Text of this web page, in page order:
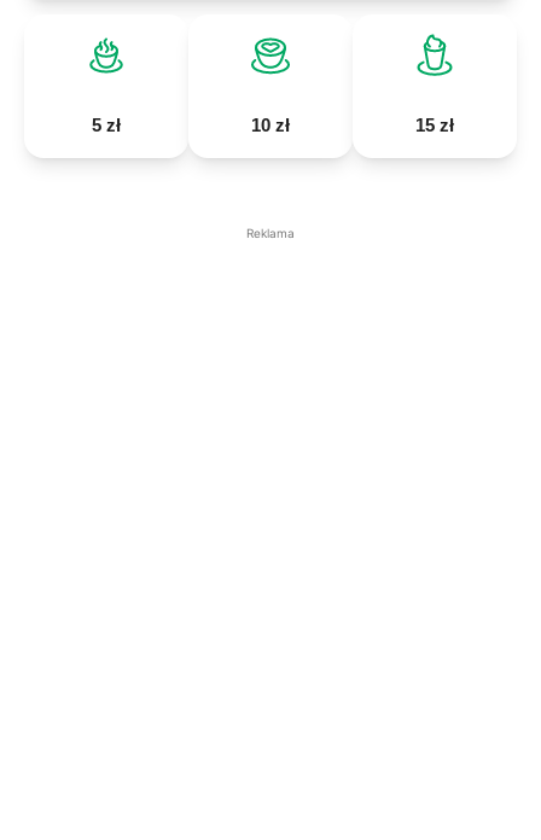
5 zł 10 zł 15 zł
Reklama